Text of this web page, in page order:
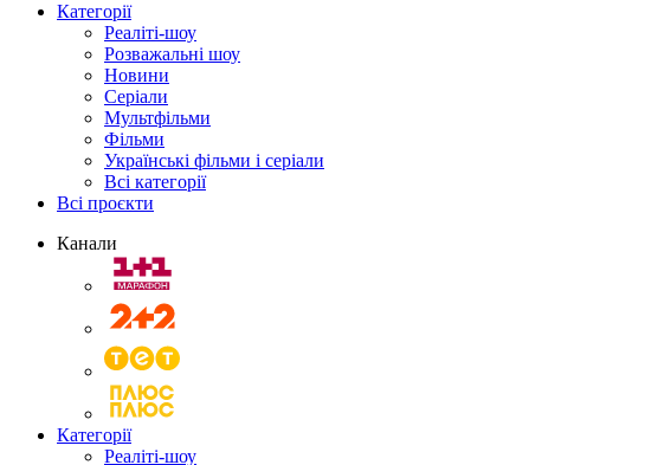
Категорії
Реаліті-шоу
Розважальні шоу
Новини
Серіали
Мультфільми
Фільми
Українські фільми і серіали
Всі категорії
Всі проєкти
Канали
Категорії
Реаліті-шоу